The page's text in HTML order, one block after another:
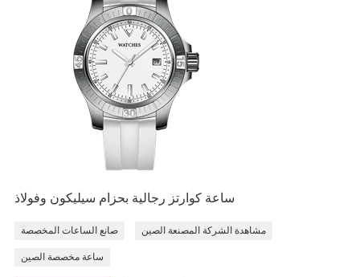
ساعة كوارتز رجالية بحزام سيليكون وفولاذ
صانع الساعات المخصصة مشاهدة الشركة المصنعة الصين
ساعة مخصصة الصين